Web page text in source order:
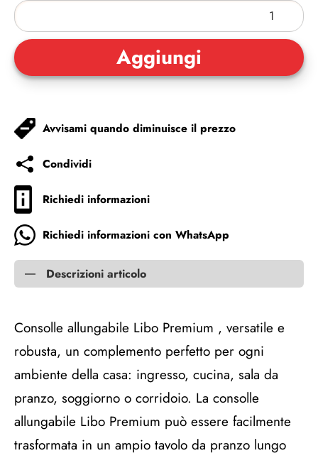
Avvisami quando diminuisce il prezzo
Condividi
Richiedi informazioni
Richiedi informazioni con WhatsApp
Descrizioni articolo
Consolle allungabile Libo Premium , versatile e
robusta, un complemento perfetto per ogni
ambiente della casa: ingresso, cucina, sala da
pranzo, soggiorno o corridoio. La consolle
allungabile Libo Premium può essere facilmente
trasformata in un ampio tavolo da pranzo lungo